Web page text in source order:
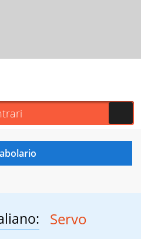
Servo